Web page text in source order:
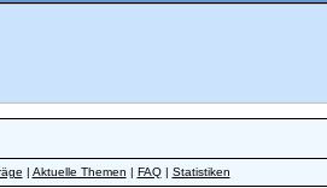
| Aktuelle Themen | FAQ| Statistiken